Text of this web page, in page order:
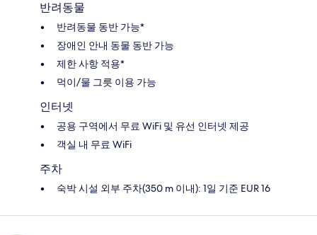
반려동물
반려동물 동반 가능*
장애인 안내 동물 동반 가능
제한 사항 적용*
먹이/물 그릇 이용 가능
인터넷
공용 구역에서 무료 WiFi 및 유선 인터넷 제공
객실 내 무료 WiFi
주차
숙박 시설 외부 주차(350 m 이내): 1일 기준 EUR 16